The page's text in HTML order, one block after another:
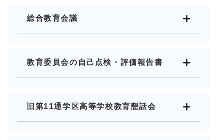
総合教育会議
教育委員会の自己点検・評価報告書
旧第11通学区高等学校教育懇話会